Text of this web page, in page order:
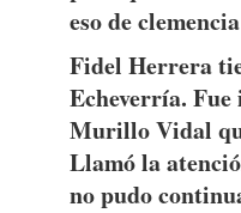
eso de
Fidel Herrera
Echeverría. Fue
Murillo Vidal
Llamó la
no pudo